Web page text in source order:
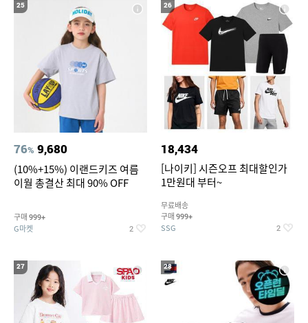
25
76% 9,680
(10%+15%) 이랜드키즈 여름
이월 총결산 최대 90% OFF
구매 999+
G마켓 2
26
18,434
[나이키] 시즌오프 최대할인가
1만원대 부터~
무료배송
구매 999+
SSG 2
27 28